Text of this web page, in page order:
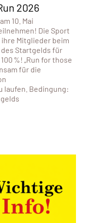
2026
10. Mai
Die Sport
Mitglieder beim
des Startgelds für
%! „Run for those
für die
laufen. Bedingung: